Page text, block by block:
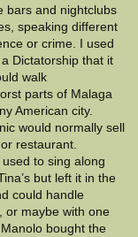
bars and nightclubs
speaking different
or crime. I used
Dictatorship that it
walk
parts of Malaga
American city.
would normally sell
restaurant.
to sing along
but left it in the
could handle
or maybe with one
bought the